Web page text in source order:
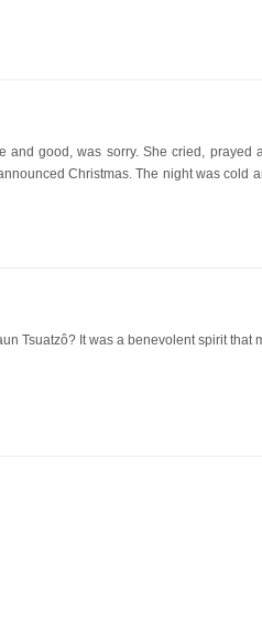
and good, was sorry. She cried,
Christmas. The night was cold
Tsuatzô? It was a benevolent spirit